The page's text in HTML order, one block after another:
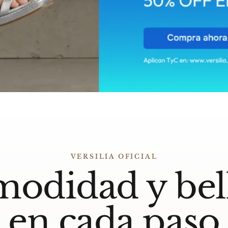
VERSILIA OFICIAL
y